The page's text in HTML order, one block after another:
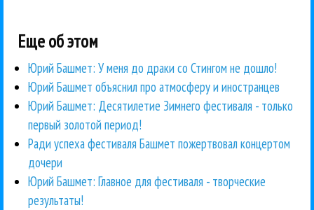
Еще об этом
Юрий Башмет: У меня до драки со Стингом не дошло!
Юрий Башмет объяснил про атмосферу и иностранцев
Юрий Башмет: Десятилетие Зимнего фестиваля - только
первый золотой период!
Ради успеха фестиваля Башмет пожертвовал концертом
дочери
Юрий Башмет: Главное для фестиваля - творческие
результаты!